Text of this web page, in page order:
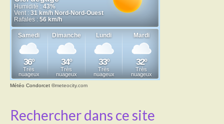
Météo Condorcet ©meteocity.com
Rechercher dans ce site